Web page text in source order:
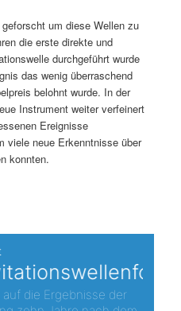
um diese Wellen zu
die erste direkte und
durchgeführt wurde
das wenig überraschend
belohnt wurde. In der
Instrument weiter verfeinert
Ereignisse
viele neue Erkenntnisse über
konnten.